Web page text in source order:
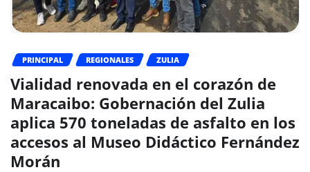
PRINCIPAL REGIONALES ZULIA
Vialidad renovada en el corazón de
Maracaibo: Gobernación del Zulia
aplica 570 toneladas de asfalto en los
accesos al Museo Didáctico Fernández
Morán